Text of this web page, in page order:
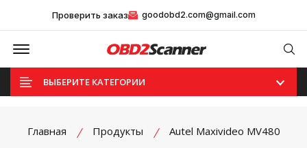
Проверить заказ goodobd2.com@gmail.com
Offcanvas Menu Open
ВЫБЕРИТЕ КАТЕГОРИИ
Главная Продукты Autel Maxivideo MV480